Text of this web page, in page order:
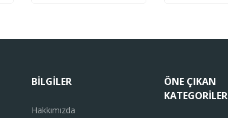
BILGILER
Hakkımızda
ÖNE ÇIKAN
KATEGORILER